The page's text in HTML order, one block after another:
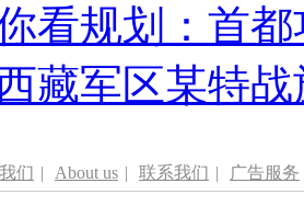
看规划：首
藏军区某特
们 | About us | 联系我们 | 广告服务